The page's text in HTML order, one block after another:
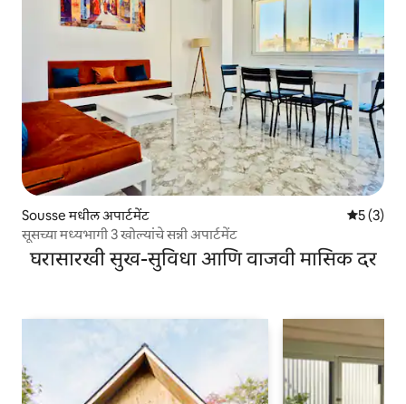
Sousse मधील अपार्टमेंट 5 पैकी 5
5 (3)
सूसच्या मध्यभागी 3 खोल्यांचे सन्नी अपार्टमेंट
घरासारखी सुख-सुविधा आणि वाजवी मासिक दर